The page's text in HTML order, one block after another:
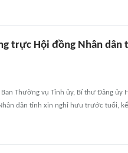
trực Hội đồng Nhân dân
Thường vụ Tỉnh ủy, Bí thư Đảng ủy
dân tỉnh xin nghỉ hưu trước tuổi,